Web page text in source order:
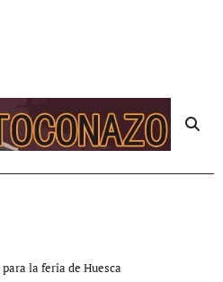
la feria de Huesca